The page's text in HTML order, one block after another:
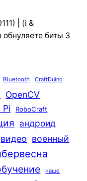
| (i &
биты 3
Bluetooth CraftDuino
OpenCV
Pi RoboCraft
андроид
видео военный
наше